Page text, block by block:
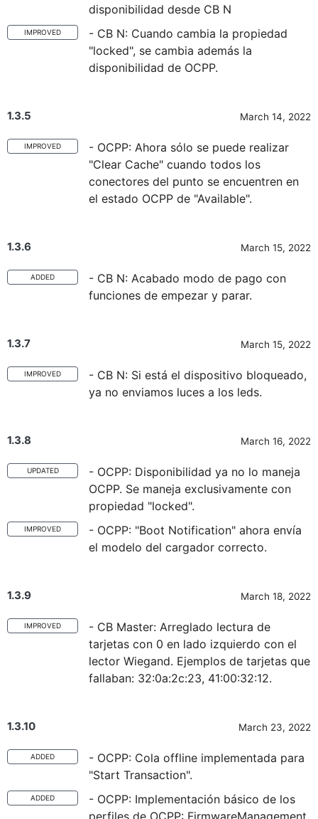
disponibilidad desde CB N
IMPROVED
- CB N: Cuando cambia la propiedad
"locked", se cambia además la
disponibilidad de OCPP.
1.3.5 March 14, 2022
IMPROVED
- OCPP: Ahora sólo se puede realizar
"Clear Cache" cuando todos los
conectores del punto se encuentren en
el estado OCPP de "Available".
1.3.6 March 15, 2022
ADDED
- CB N: Acabado modo de pago con
funciones de empezar y parar.
1.3.7 March 15, 2022
IMPROVED
- CB N: Si está el dispositivo bloqueado,
ya no enviamos luces a los leds.
1.3.8 March 16, 2022
UPDATED
- OCPP: Disponibilidad ya no lo maneja
OCPP. Se maneja exclusivamente con
propiedad "locked".
IMPROVED
- OCPP: "Boot Notification" ahora envía
el modelo del cargador correcto.
1.3.9 March 18, 2022
IMPROVED
- CB Master: Arreglado lectura de
tarjetas con 0 en lado izquierdo con el
lector Wiegand. Ejemplos de tarjetas que
fallaban: 32:0a:2c:23, 41:00:32:12.
1.3.10 March 23, 2022
ADDED
- OCPP: Cola offline implementada para
"Start Transaction".
ADDED
- OCPP: Implementación básico de los
perfiles de OCPP: FirmwareManagement,